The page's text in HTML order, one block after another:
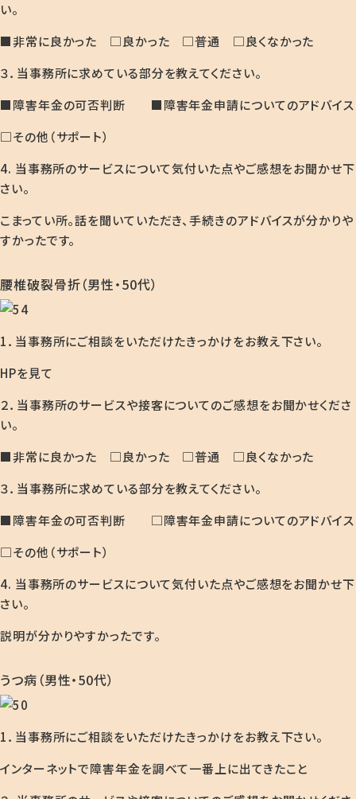
い。
■非常に良かった □良かった □普通 □良くなかった
３．当事務所に求めている部分を教えてください。
■障害年金の可否判断 ■障害年金申請についてのアドバイス
□その他（サポート）
4. 当事務所のサービスについて気付いた点やご感想をお聞かせ下
さい。
こまってい所。話を聞いていただき、手続きのアドバイスが分かりや
すかったです。
腰椎破裂骨折（男性・50代）
1．当事務所にご相談をいただけたきっかけをお教え下さい。
HPを見て
２．当事務所のサービスや接客についてのご感想をお聞かせくださ
い。
■非常に良かった □良かった □普通 □良くなかった
３．当事務所に求めている部分を教えてください。
■障害年金の可否判断 □障害年金申請についてのアドバイス
□その他（サポート）
4. 当事務所のサービスについて気付いた点やご感想をお聞かせ下
さい。
説明が分かりやすかったです。
うつ病（男性・50代）
1．当事務所にご相談をいただけたきっかけをお教え下さい。
インターネットで障害年金を調べて一番上に出てきたこと